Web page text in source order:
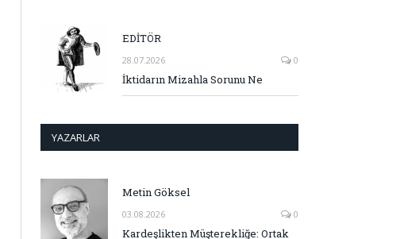
EDİTÖR
28.07.2026 0
İktidarın Mizahla Sorunu Ne
YAZARLAR
Metin Göksel
03.08.2026 0
Kardeşlikten Müşterekliğe: Ortak